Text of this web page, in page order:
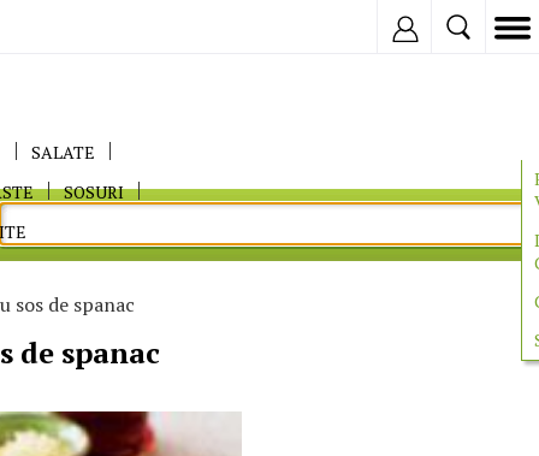
SALATE
SOSURI
sos de spanac
de spanac